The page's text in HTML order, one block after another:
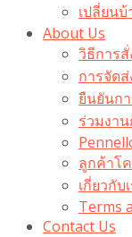
เปลี่ยน
About Us
วิธีการ
การจัดส่
ยืนยันก
ร่วมงาน
ลูกค้าโ
เกี่ยวกับ
Terms
Contact Us